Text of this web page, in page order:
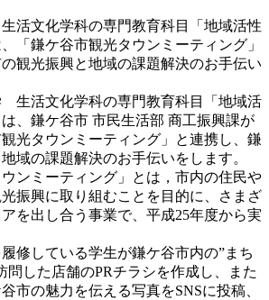
活文化学科の専門教育科目「地域活性
「鎌ケ谷市観光タウンミーティング」
観光振興と地域の課題解決のお手伝い
活文化学科の専門教育科目「地域活
、鎌ケ谷市 市民生活部 商工振興課が
光タウンミーティング」と連携し、鎌
域の課題解決のお手伝いをします。
ンミーティング」とは，市内の住民や
振興に取り組むことを目的に、さまざ
を出し合う事業で、平成25年度から実
修している学生が鎌ケ谷市内の”まち
問した店舗のPRチラシを作成し、また
市の魅力を伝える写真をSNSに投稿、